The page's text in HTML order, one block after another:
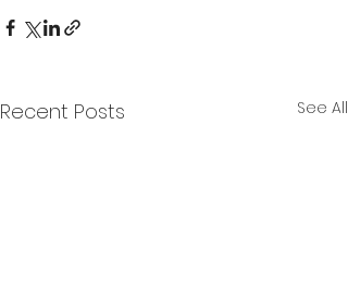
Recent Posts See All